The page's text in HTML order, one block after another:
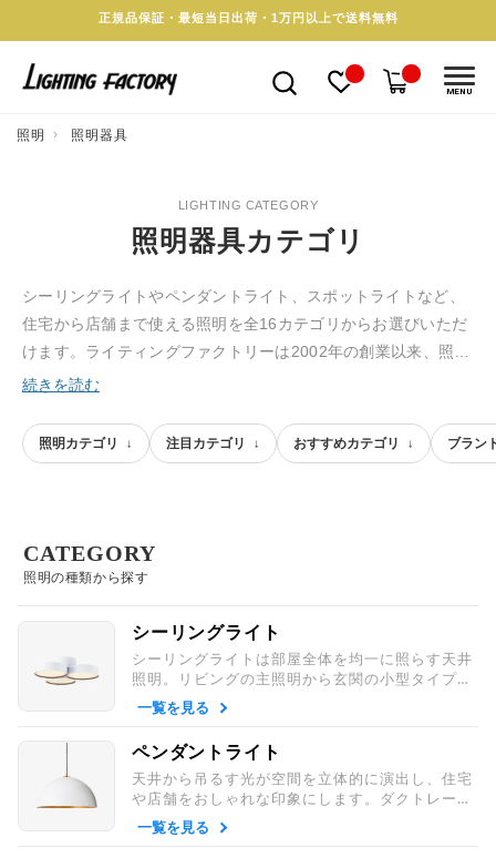
正規品保証・最短当日出荷・1万円以上で送料無料
MENU
照明 照明器具
LIGHTING CATEGORY
照明器具カテゴリ
シーリングライトやペンダントライト、スポットライトなど、
住宅から店舗まで使える照明を全16カテゴリからお選びいただ
けます。ライティングファクトリーは2002年の創業以来、照明
士の知識をもとに正規品のみを厳選してきた照明専門の通販サ
明るさとデザインのバランスまで見極めた一台を、カテゴリか
らじっくりお探しいただけます。
続きを読む
照明カテゴリ 注目カテゴリ おすすめカテゴリ ブラン
照明の種類から探す
CATEGORY
シーリングライト
シーリングライトは部屋全体を均一に照らす天井
照明。リビングの主照明から玄関の小型タイプま
で揃い、日常生活を快適に支える万能な照明器具
です。
一覧を見る
ペンダントライト
天井から吊るす光が空間を立体的に演出し、住宅
や店舗をおしゃれな印象にします。ダクトレール
用や小型・大型タイプなど多彩に展開され、シー
ンに合わせた光の演出が可能です。
一覧を見る